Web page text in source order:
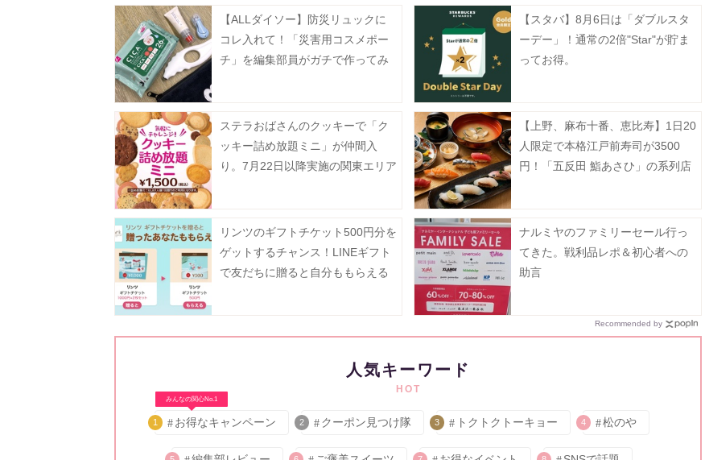
【ALLダイソー】防災リュックに
コレ入れて！「災害用コスメポー
チ」を編集部員がガチで作ってみ
【スタバ】8月6日は「ダブルスタ
ーデー」！通常の2倍"Star"が貯ま
ってお得。
ステラおばさんのクッキーで「ク
ッキー詰め放題ミニ」が仲間入
り。7月22日以降実施の関東エリア
【上野、麻布十番、恵比寿】1日20
人限定で本格江戸前寿司が3500
円！「五反田 鮨あさひ」の系列店
リンツのギフトチケット500円分を
ゲットするチャンス！LINEギフト
で友だちに贈ると自分ももらえる
ナルミヤのファミリーセール行っ
てきた。戦利品レポ＆初心者への
助言
Recommended by
人気キーワード
HOT
みんなの関心No.1
1 お得なキャンペーン 2 クーポン見つけ隊 3 トクトクトーキョー 4 松のや